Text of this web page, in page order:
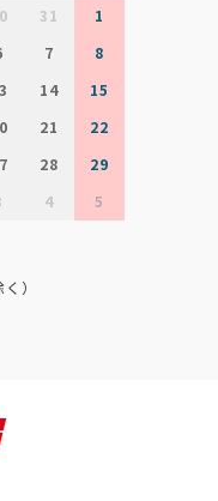
31
1
7
8
14
15
21
22
28
29
4 5
）